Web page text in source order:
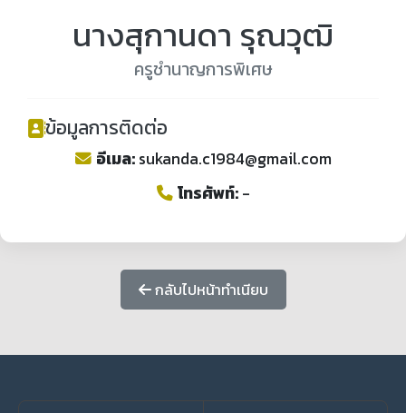
นางสุกานดา รุณวุฒิ
ครูชำนาญการพิเศษ
ข้อมูลการติดต่อ
อีเมล:sukanda.c1984@gmail.com
โทรศัพท์:-
กลับไปหน้าทำเนียบ